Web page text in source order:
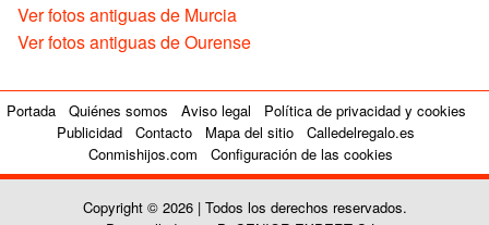
Ver fotos antiguas de Murcia
Ver fotos antiguas de Ourense
Portada Quiénes somos Aviso legal
Política de privacidad y cookies
Publicidad
Contacto Mapa del sitio
Calledelregalo.es
Conmishijos.com
Configuración de las cookies
Copyright © 2026 | Todos los derechos reservados.